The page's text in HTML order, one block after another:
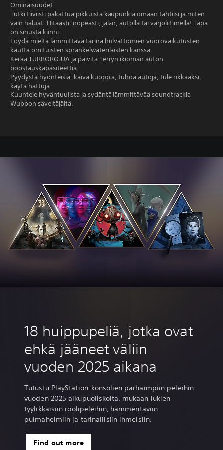
Ominaisuudet:
Tutki tiiviisti pakattua pikkuista kaupunkia omaan tahtiisi ja miten
vain haluat. Hitaasti, nopeasti, jalan, autolla tai varjoliitimellä! Tapa
on sinusta kiinni.
Löydä mieltä lämmittävä tarina hulvattomien vuorovaikutusten
kautta omituisten sprankelwaterilaisten kanssa.
Kerää TURBOROJUA ja päivitä Terryn ikioman auton
boostauskapasiteettia.
Pyydystä hyönteisiä, kaiva kuoppia, tuhoa autoja, tule rikkaaksi,
käytä hattuja.
Kuuntele hyväntuulista ja sydäntä lämmittävää soundtrackia
Wuppon säveltäjältä.
18 huippupeliä, jotka ovat
ehkä jääneet väliin
vuoden 2025 aikana
Tutustu PlayStation-konsolien parhaimpiin peleihin
vuoden 2025 alkupuoliskolta, mukaan lukien
tyylikkäisiin roolipeleihin, hämmentäviin
pulmahelmiin ja tarinallisiin ihmeisiin.
Find out more